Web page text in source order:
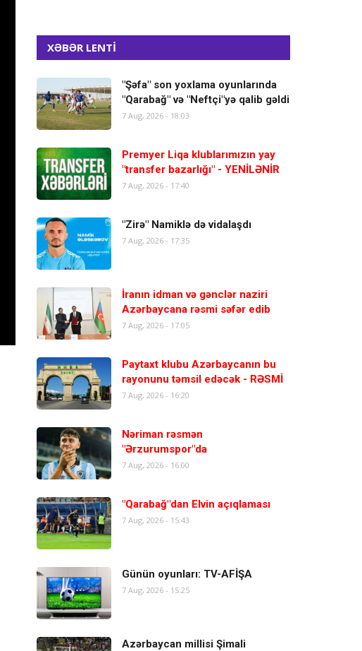
XƏBƏR LENTİ
"Şəfa" son yoxlama oyunlarında
"Qarabağ" və "Neftçi"yə qalib gəldi
7 Aug, 2026 - 18:03
Premyer Liqa klublarımızın yay
"transfer bazarlığı" - YENİLƏNİR
7 Aug, 2026 - 17:40
"Zirə" Namiklə də vidalaşdı
7 Aug, 2026 - 17:35
İranın idman və gənclər naziri
Azərbaycana rəsmi səfər edib
7 Aug, 2026 - 17:05
Paytaxt klubu Azərbaycanın bu
rayonunu təmsil edəcək - RƏSMİ
7 Aug, 2026 - 16:20
Nəriman rəsmən
"Ərzurumspor"da
7 Aug, 2026 - 16:00
"Qarabağ"dan Elvin açıqlaması
7 Aug, 2026 - 15:43
Günün oyunları: TV-AFİŞA
7 Aug, 2026 - 15:25
Azərbaycan millisi Şimali